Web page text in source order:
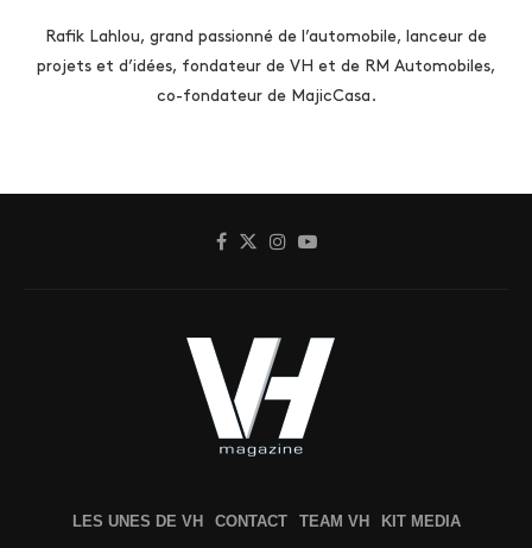
Rafik Lahlou, grand passionné de l’automobile, lanceur de
projets et d’idées, fondateur de VH et de RM Automobiles,
co-fondateur de MajicCasa.
LES UNES DE VH CONTACT TEAM VH KIT MEDIA